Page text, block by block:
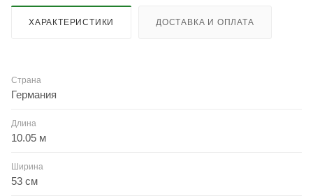
ХАРАКТЕРИСТИКИ ДОСТАВКА И ОПЛАТА
Страна
Германия
Длина
10.05 м
Ширина
53 см